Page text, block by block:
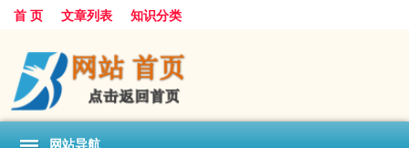
首 页 文章列表 知识分类
网站导航